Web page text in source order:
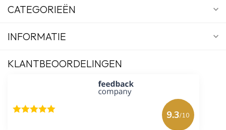
CATEGORIEËN
INFORMATIE
KLANTBEOORDELINGEN
9.3/10